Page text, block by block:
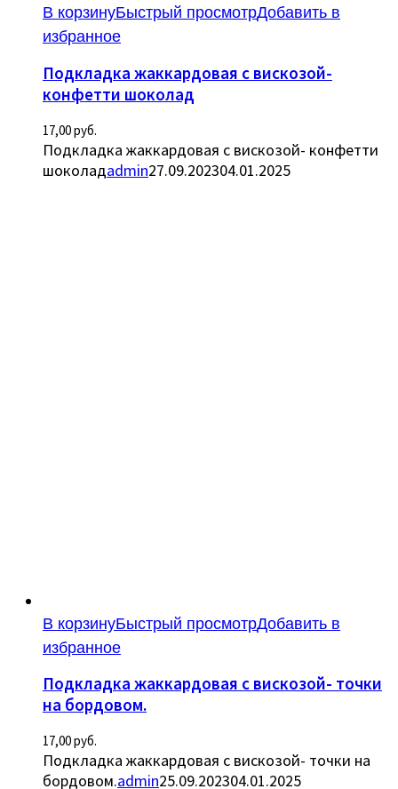
В корзинуБыстрый просмотрДобавить в
избранное
Подкладка жаккардовая с вискозой-
конфетти шоколад
17,00руб.
Подкладка жаккардовая с вискозой- конфетти
шоколадadmin27.09.202304.01.2025
В корзинуБыстрый просмотрДобавить в
избранное
Подкладка жаккардовая с вискозой- точки
на бордовом.
17,00руб.
Подкладка жаккардовая с вискозой- точки на
бордовом.admin25.09.202304.01.2025